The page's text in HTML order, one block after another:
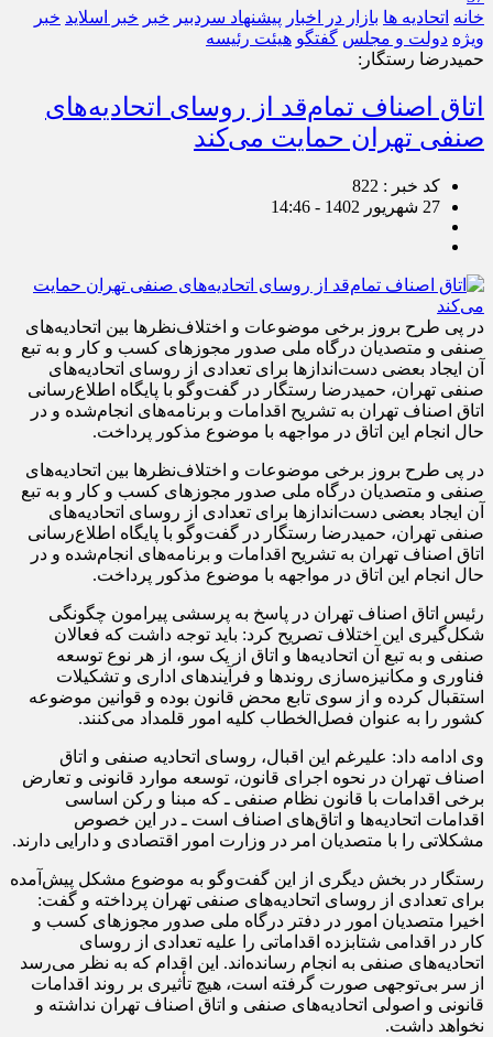
خانه اتحادیه ها بازار در اخبار پیشنهاد سردبیر خبر خبر اسلايد خبر
ویژه دولت و مجلس گفتگو هیئت رئیسه
حمیدرضا رستگار:
اتاق اصناف تمام‌قد از روسای اتحادیه‌های
صنفی تهران حمایت می‌کند
کد خبر : 822
27 شهریور 1402 - 14:46
در پی طرح بروز برخی موضوعات و اختلاف‌نظرها بین اتحادیه‌های
صنفی و متصدیان درگاه ملی صدور مجوزهای کسب و کار و به تبع
آن ایجاد بعضی دست‌اندازها برای تعدادی از روسای اتحادیه‌های
صنفی تهران، حمیدرضا رستگار در گفت‌وگو با پایگاه اطلاع‌رسانی
اتاق اصناف تهران به تشریح اقدامات و برنامه‌های انجام‌شده و در
حال انجام این اتاق در مواجهه با موضوع مذکور پرداخت.
در پی طرح بروز برخی موضوعات و اختلاف‌نظرها بین اتحادیه‌های
صنفی و متصدیان درگاه ملی صدور مجوزهای کسب و کار و به تبع
آن ایجاد بعضی دست‌اندازها برای تعدادی از روسای اتحادیه‌های
صنفی تهران، حمیدرضا رستگار در گفت‌وگو با پایگاه اطلاع‌رسانی
اتاق اصناف تهران به تشریح اقدامات و برنامه‌های انجام‌شده و در
حال انجام این اتاق در مواجهه با موضوع مذکور پرداخت.
رئیس اتاق اصناف تهران در پاسخ به پرسشی پیرامون چگونگی
شکل‌گیری این اختلاف تصریح کرد: باید توجه داشت که فعالان
صنفی و به تبع آن اتحادیه‌ها و اتاق از یک سو، از هر نوع توسعه
فناوری و مکانیزه‌سازی روندها و فرآیندهای اداری و تشکیلات
استقبال کرده و از سوی تابع محض قانون بوده و قوانین موضوعه
کشور را به عنوان فصل‌الخطاب کلیه امور قلمداد می‌کنند.
وی ادامه داد: علیرغم این اقبال، روسای اتحادیه صنفی و اتاق
اصناف تهران در نحوه اجرای قانون، توسعه موارد قانونی و تعارض
برخی اقدامات با قانون نظام صنفی ـ که مبنا و رکن اساسی
اقدامات اتحادیه‌ها و اتاق‌های اصناف است ـ در این خصوص
مشکلاتی را با متصدیان امر در وزارت امور اقتصادی و دارایی دارند.
رستگار در بخش دیگری از این گفت‌وگو به موضوع مشکل پیش‌آمده
برای تعدادی از روسای اتحادیه‌های صنفی تهران پرداخته و گفت:
اخیرا متصدیان امور در دفتر درگاه ملی صدور مجوزهای کسب و
کار در اقدامی شتابزده اقداماتی را علیه تعدادی از روسای
اتحادیه‌های صنفی به انجام رسانده‌اند. این اقدام که به نظر می‌رسد
از سر بی‌توجهی صورت گرفته است، هیچ تأثیری بر روند اقدامات
قانونی و اصولی اتحادیه‌های صنفی و اتاق اصناف تهران نداشته و
نخواهد داشت.